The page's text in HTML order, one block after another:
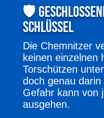
🛡️
Schlüssel
Die Chemnitzer
keinen einzelnen
Torschützen
doch genau
Gefahr kann von
ausgehen.